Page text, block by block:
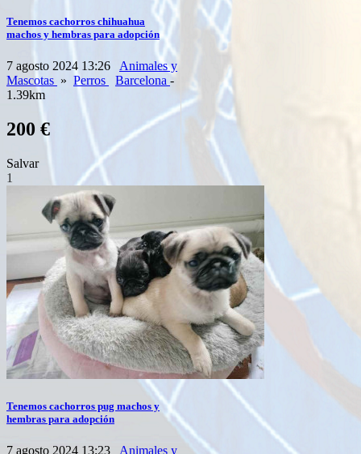
Tenemos cachorros chihuahua
machos y hembras para adopción
7 agosto 2024 13:26
Animales y
Mascotas » Perros Barcelona -
1.39km
200 €
Salvar
1
Tenemos cachorros pug machos y
hembras para adopción
7 agosto 2024 13:23
Animales y